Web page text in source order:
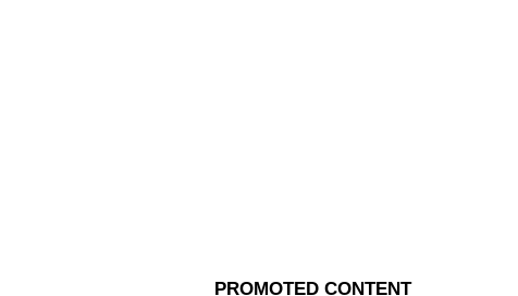
Indian Food Ban: அட நம்ம